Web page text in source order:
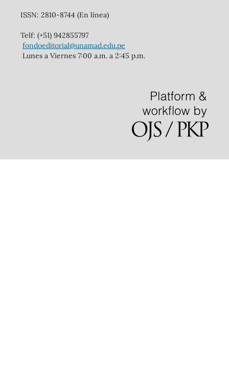
ISSN: 2810-8744 (En línea)
Telf: (+51) 942855797
fondoeditorial@unamad.edu.pe
Lunes a Viernes 7:00 a.m. a 2:45 p.m.